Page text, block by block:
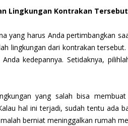
Lingkungan Kontrakan Tersebut
yang harus Anda pertimbangkan
lingkungan dari kontrakan
Anda kedepannya. Setidaknya,
yang salah bisa
hal ini terjadi, sudah tentu ada
berniat meninggalkan rumah